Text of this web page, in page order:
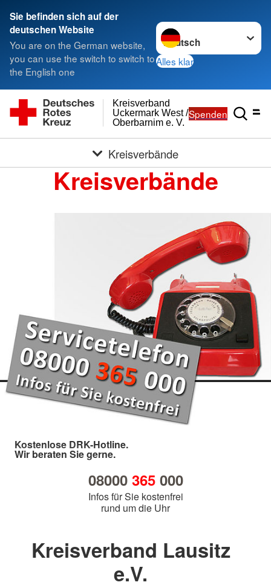
Sie befinden sich auf der
deutschen Website
You are on the German website,
you can use the switch to switch to
the English one
Sprache wechseln zu
Alles klar
Oberbarnim e. V.
Uckermark West /
Kreisverband
Spenden
Kreisverbände
Kreisverbände
Kostenlose DRK-Hotline.
Wir beraten Sie gerne.
08000 365000
Infos für Sie kostenfrei
rund um die Uhr
Kreisverband Lausitz
e.V.